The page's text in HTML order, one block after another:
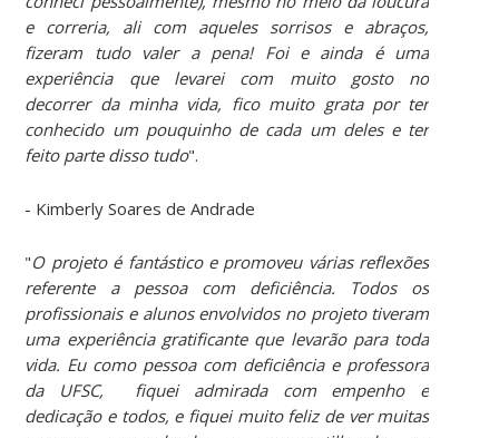
e correria, ali com aqueles sorrisos e abraços,
fizeram tudo valer a pena! Foi e ainda é uma
experiência que levarei com muito gosto no
decorrer da minha vida, fico muito grata por ter
conhecido um pouquinho de cada um deles e ter
feito parte disso tudo".
- Kimberly Soares de Andrade
"O projeto é fantástico e promoveu várias reflexões
referente a pessoa com deficiência. Todos os
profissionais e alunos envolvidos no projeto tiveram
uma experiência gratificante que levarão para toda
vida. Eu como pessoa com deficiência e professora
da UFSC, fiquei admirada com empenho e
dedicação e todos, e fiquei muito feliz de ver muitas